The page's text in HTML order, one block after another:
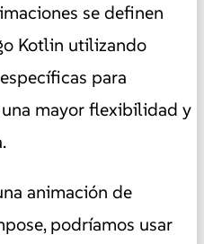
se definen
Kotlin utilizando
para
mayor flexibilidad y
animación de
podríamos usar